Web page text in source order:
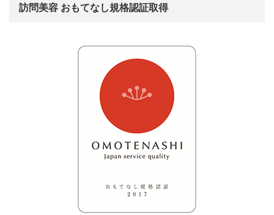
訪問美容 おもてなし規格認証取得